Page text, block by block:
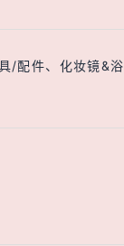
/配件、化妆镜&浴